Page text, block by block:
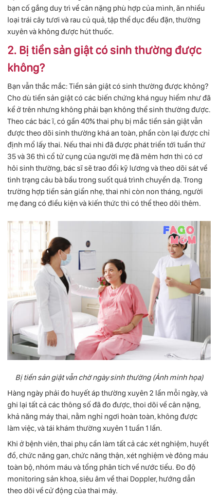
bạn cố gắng duy trì về cân nặng phù hợp của mình, ăn nhiều
loại trái cây tươi và rau củ quả, tập thể dục đều đặn, thường
xuyên và không được hút thuốc.
2. Bị tiền sản giật có sinh thường được
không?
Bạn vẫn thắc mắc: Tiền sản giật có sinh thường được không?
Cho dù tiền sản giật có các biến chứng khá nguy hiểm như đã
kể ở trên nhưng không phải bạn không thể sinh thường được.
Theo các bác ĩ, có gần 40% thai phụ bị mắc tiền sản giật vẫn
được theo dõi sinh thường khá an toàn, phần còn lại được chỉ
định mổ lấy thai. Nếu thai nhi đã được phát triển tới tuần thứ
35 và 36 thì cổ tử cụng của người mẹ đã mêm hơn thì có cơ
hôi sinh thường, bác sĩ sẽ trao đổi kỹ lương và theo dõi sát về
tình trạng cảu bà bầu trong suốt quá trình chuyển dạ. Trong
trường hợp tiền sản giẩn nhẹ, thai nhi còn non tháng, người
mẹ đang có điều kiện và kiến thức thì có thể theo dõi thêm.
Bị tiền sản giật vẫn chờ ngày sinh thường (Ảnh minh họa)
Hàng ngày phải đo huyết áp thường xuyên 2 lần mỗi ngày, và
ghi lại tất cả các thông số đã đo được, thoi dõi về cân nặng,
khả năng máy thai, nằm nghỉ ngơi hoàn toàn, không được
làm việc, và tái khám thường xuyên 1 tuần 1 lần.
Khi ở bệnh viên, thai phụ cần làm tất cả các xét nghiệm, huyết
đồ, chức năng gan, chức năng thận, xét nghiệm vè đông máu
toàn bộ, nhóm máu và tổng phân tích về nước tiểu. Đo độ
monitoring sản khoa, siêu âm về thai Doppler, hướng dẫn
theo dõi về cử động của thai máy.